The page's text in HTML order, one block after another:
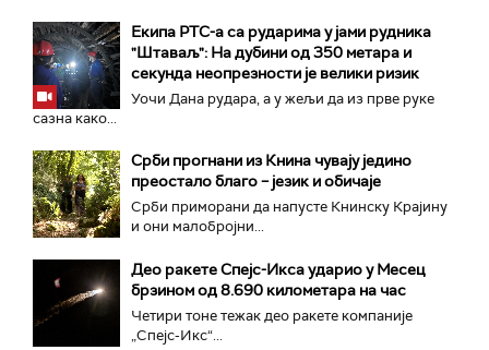
Екипа РТС-а са рударима у јами рудника
"Штаваљ": На дубини од 350 метара и
секунда неопрезности је велики ризик
Уочи Дана рудара, а у жељи да из прве руке
сазна како...
Срби прогнани из Книна чувају једино
преостало благо – језик и обичаје
Срби приморани да напусте Книнску Крајину
и они малобројни...
Део ракете Спејс-Икса ударио у Месец
брзином од 8.690 километара на час
Четири тоне тежак део ракете компаније
„Спејс-Икс“...